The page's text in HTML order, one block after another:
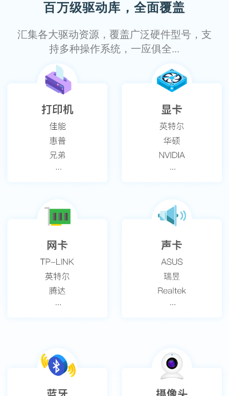
百万级驱动库，全面覆盖
汇集各大驱动资源，覆盖广泛硬件型号，支
持多种操作系统，一应俱全...